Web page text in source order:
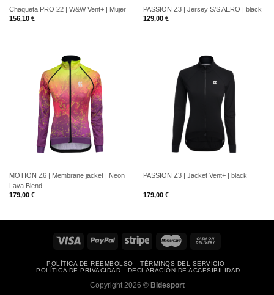
Chaqueta PRO 22 | W&W Vent+ | Mujer
156,10 €
PASSION Z3 | Jersey S/S AERO | black
129,00 €
MOTION Z6 | Membrane jacket | Neon
Lava Blend
179,00 €
PASSION Z3 | Jacket Vent+ | black
179,00 €
POLÍTICA DE REEMBOLSO
TÉRMINOS DEL SERVICIO
POLÍTICA DE PRIVACIDAD
DECLARACIÓN DE ACCESIBILIDAD
Copyright 2026 © Bidesport